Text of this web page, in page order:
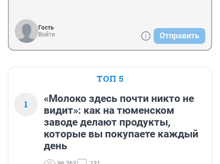
Гость
Войти
Отправить
ТОП 5
1
«Молоко здесь почти никто не
видит»: как на тюменском
заводе делают продукты,
которые вы покупаете каждый
день